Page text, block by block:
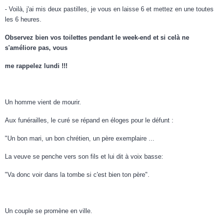
- Voilà, j'ai mis deux pastilles, je vous en laisse 6 et mettez en une toutes
les 6 heures.
Observez bien vos toilettes pendant le week-end et si celà ne
s'améliore pas, vous
me rappelez lundi !!!
Un homme vient de mourir.
Aux funérailles, le curé se répand en éloges pour le défunt :
"Un bon mari, un bon chrétien, un père exemplaire ...
La veuve se penche vers son fils et lui dit à voix basse:
"Va donc voir dans la tombe si c'est bien ton père".
Un couple se promène en ville.